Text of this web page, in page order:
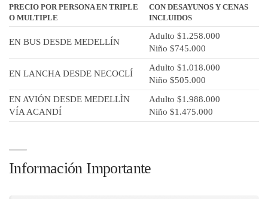
PRECIO POR PERSONA EN TRIPLE
O MULTIPLE
CON DESAYUNOS Y CENAS
INCLUIDOS
EN BUS DESDE MEDELLÍN
Adulto $1.258.000
Niño $745.000
EN LANCHA DESDE NECOCLÍ
Adulto $1.018.000
Niño $505.000
EN AVIÓN DESDE MEDELLÌN
VÍA ACANDÍ
Adulto $1.988.000
Niño $1.475.000
Información Importante